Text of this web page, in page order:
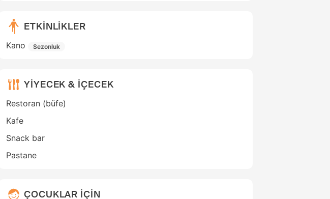
ETKİNLİKLER
Kano Sezonluk
YİYECEK & İÇECEK
Restoran (büfe)
Kafe
Snack bar
Pastane
ÇOCUKLAR İÇİN